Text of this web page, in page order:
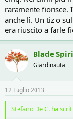
raramente fiorisce.
anche lì. Un tizio
era riuscito a farle
Blade
Giardinauta
12 Luglio 2013
Stefano De C. ha